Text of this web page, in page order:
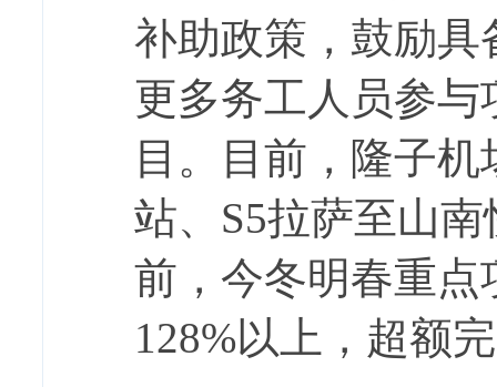
补助政策，鼓励
更多务工人员参与
目。
目前， 隆子机
站、S5拉萨至山
前，今冬明春重点
128%以上，超额